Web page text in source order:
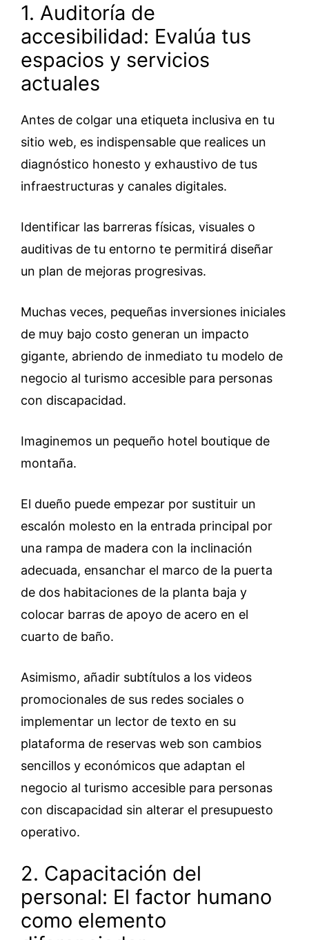
1. Auditoría de
accesibilidad: Evalúa tus
espacios y servicios
actuales
Antes de colgar una etiqueta inclusiva en tu
sitio web, es indispensable que realices un
diagnóstico honesto y exhaustivo de tus
infraestructuras y canales digitales.
Identificar las barreras físicas, visuales o
auditivas de tu entorno te permitirá diseñar
un plan de mejoras progresivas.
Muchas veces, pequeñas inversiones iniciales
de muy bajo costo generan un impacto
gigante, abriendo de inmediato tu modelo de
negocio al turismo accesible para personas
con discapacidad.
Imaginemos un pequeño hotel boutique de
montaña.
El dueño puede empezar por sustituir un
escalón molesto en la entrada principal por
una rampa de madera con la inclinación
adecuada, ensanchar el marco de la puerta
de dos habitaciones de la planta baja y
colocar barras de apoyo de acero en el
cuarto de baño.
Asimismo, añadir subtítulos a los videos
promocionales de sus redes sociales o
implementar un lector de texto en su
plataforma de reservas web son cambios
sencillos y económicos que adaptan el
negocio al turismo accesible para personas
con discapacidad sin alterar el presupuesto
operativo.
2. Capacitación del
personal: El factor humano
como elemento